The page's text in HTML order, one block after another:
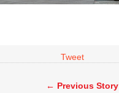
Tweet
← Previous Story